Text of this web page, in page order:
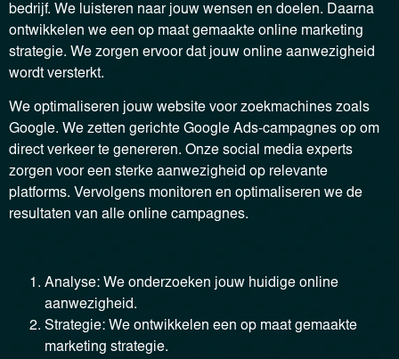
bedrijf. We luisteren naar jouw wensen en doelen. Daarna
ontwikkelen we een op maat gemaakte online marketing
strategie. We zorgen ervoor dat jouw online aanwezigheid
wordt versterkt.
We optimaliseren jouw website voor zoekmachines zoals
Google. We zetten gerichte Google Ads-campagnes op om
direct verkeer te genereren. Onze social media experts
zorgen voor een sterke aanwezigheid op relevante
platforms. Vervolgens monitoren en optimaliseren we de
resultaten van alle online campagnes.
Analyse: We onderzoeken jouw huidige online
aanwezigheid.
Strategie: We ontwikkelen een op maat gemaakte
marketing strategie.